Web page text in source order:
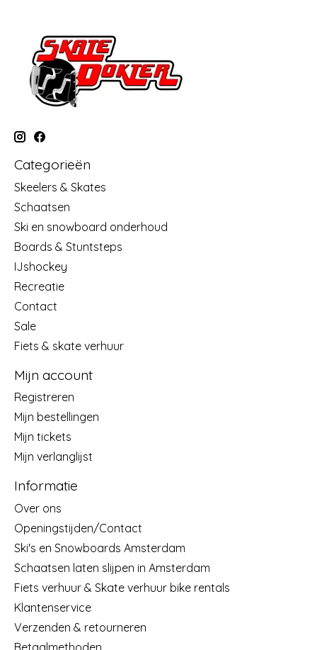
Categorieën
Skeelers & Skates
Schaatsen
Ski en snowboard onderhoud
Boards & Stuntsteps
IJshockey
Recreatie
Contact
Sale
Fiets & skate verhuur
Mijn account
Registreren
Mijn bestellingen
Mijn tickets
Mijn verlanglijst
Informatie
Over ons
Openingstijden/Contact
Ski's en Snowboards Amsterdam
Schaatsen laten slijpen in Amsterdam
Fiets verhuur & Skate verhuur bike rentals
Klantenservice
Verzenden & retourneren